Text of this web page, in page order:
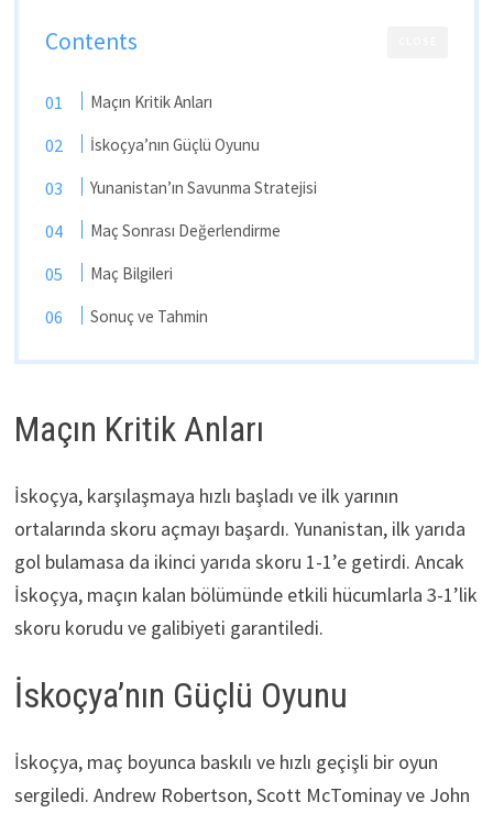
Contents
Maçın Kritik Anları
İskoçya’nın Güçlü Oyunu
Yunanistan’ın Savunma Stratejisi
Maç Sonrası Değerlendirme
Maç Bilgileri
Sonuç ve Tahmin
Maçın Kritik Anları
İskoçya, karşılaşmaya hızlı başladı ve ilk yarının
ortalarında skoru açmayı başardı. Yunanistan, ilk yarıda
gol bulamasa da ikinci yarıda skoru 1-1’e getirdi. Ancak
İskoçya, maçın kalan bölümünde etkili hücumlarla 3-1’lik
skoru korudu ve galibiyeti garantiledi.
İskoçya’nın Güçlü Oyunu
İskoçya, maç boyunca baskılı ve hızlı geçişli bir oyun
sergiledi. Andrew Robertson, Scott McTominay ve John